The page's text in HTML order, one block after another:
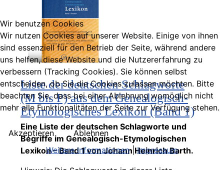
Liste der deutschen Schlagworte
(M bis P) aus dem Genealogisch-
Etymologisches Lexikon (Band 1)
Eine Liste der deutschen Schlagworte und
Begriffe im Genealogisch-Etymologischen
Lexikon – Band 1 von Johann Heinrich Barth.
Wir benutzen Cookies
Wir nutzen Cookies auf unserer Website. Einige von ihnen
sind essenziell für den Betrieb der Seite, während andere
uns helfen, diese Website und die Nutzererfahrung zu
verbessern (Tracking Cookies). Sie können selbst
entscheiden, ob Sie die Cookies zulassen möchten. Bitte
beachten Sie, dass bei einer Ablehnung womöglich nicht
mehr alle Funktionalitäten der Seite zur Verfügung stehen.
Akzeptieren
Ablehnen
Weitere Informationen|Impressum